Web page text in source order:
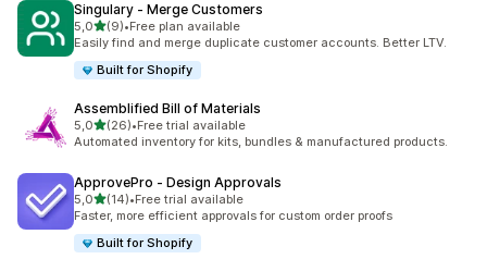
Singulary ‑ Merge Customers
5,0stelle su 5
(9)
9 recensioni totali
•Free plan available
Easily find and merge duplicate customer accounts. Better LTV.
Built for Shopify
Assemblified Bill of Materials
5,0stelle su 5
(26)
26 recensioni totali
•Free trial available
Automated inventory for kits, bundles & manufactured products.
ApprovePro ‑ Design Approvals
5,0stelle su 5
(14)
14 recensioni totali
•Free trial available
Faster, more efficient approvals for custom order proofs
Built for Shopify